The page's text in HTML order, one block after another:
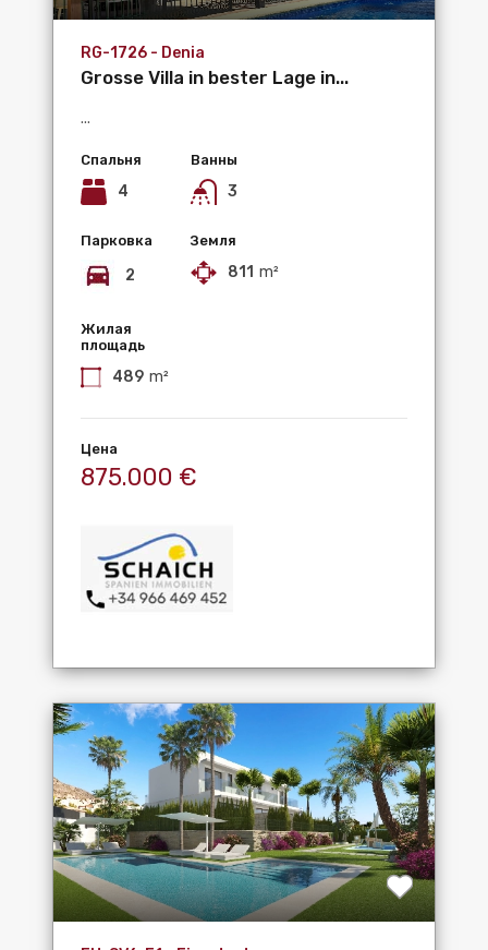
RG-1726 - Denia
Grosse Villa in bester Lage in...
...
Спальня
4
Ванны
3
Парковка
2
Земля
811 m²
Жилая
площадь
489 m²
Цена
875.000 €